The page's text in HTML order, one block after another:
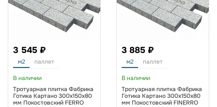
3 545 ₽
м2 паллет
В наличии
Тротуарная плитка Фабрика
Готика Картано 300х150х80
мм Покостовский FERRO
3 885 ₽
м2 паллет
В наличии
Тротуарная плитка Фабрика
Готика Картано 300х150х80
мм Покостовский FINERRO